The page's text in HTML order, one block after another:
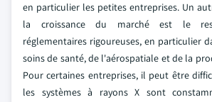
en particulier les petites entreprises. Un
la croissance du marché est le
réglementaires rigoureuses, en particulier
soins de santé, de l'aérospatiale et de la
Pour certaines entreprises, il peut être
les systèmes à rayons X sont